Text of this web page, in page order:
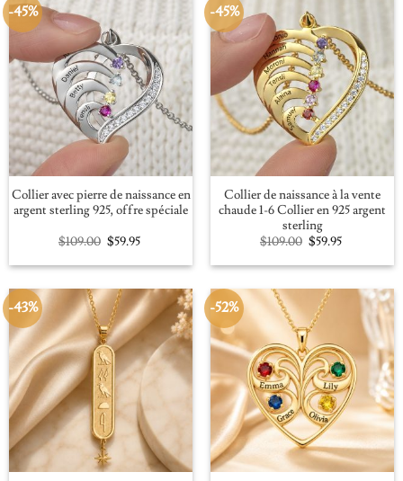
-45%
Collier avec pierre de naissance en
argent sterling 925, offre spéciale
$109.00 Original
price
was:
$59.95Current
is:
-45%
Collier de naissance à la vente
chaude 1-6 Collier en 925 argent
sterling
$109.00 Original
price
was:
$59.95Current
is:
-43% -52%